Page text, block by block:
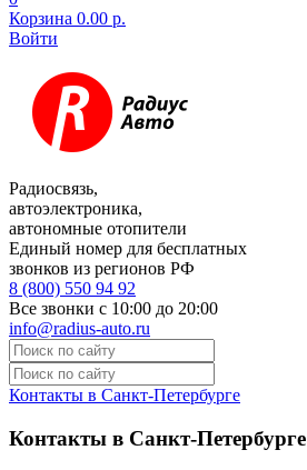
Корзина 0.00 р.
Войти
Радиосвязь,
автоэлектроника,
автономные отопители
Единый номер для бесплатных
звонков из регионов РФ
8 (800) 550 94 92
Все звонки с 10:00 до 20:00
info@radius-auto.ru
Контакты в Санкт-Петербурге
Контакты в Санкт-Петербурге